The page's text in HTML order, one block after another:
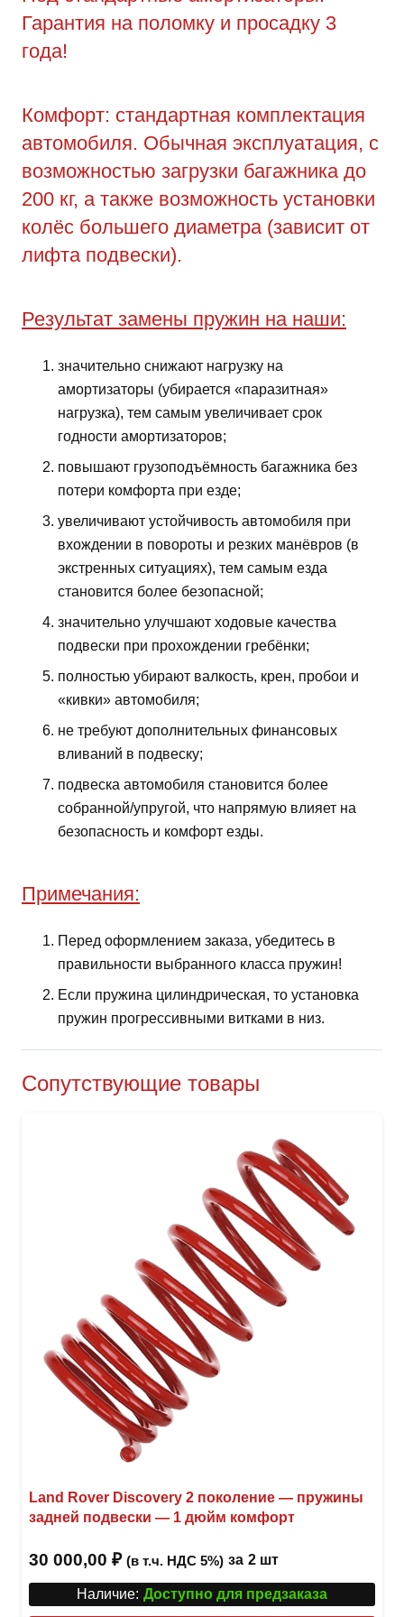
Гарантия на поломку и просадку 3
года!
Комфорт: стандартная комплектация
автомобиля. Обычная эксплуатация, с
возможностью загрузки багажника до
200 кг, а также возможность установки
колёс большего диаметра (зависит от
лифта подвески).
Результат замены пружин на наши:
значительно снижают нагрузку на
амортизаторы (убирается «паразитная»
нагрузка), тем самым увеличивает срок
годности амортизаторов;
повышают грузоподъёмность багажника без
потери комфорта при езде;
увеличивают устойчивость автомобиля при
вхождении в повороты и резких манёвров (в
экстренных ситуациях), тем самым езда
становится более безопасной;
значительно улучшают ходовые качества
подвески при прохождении гребёнки;
полностью убирают валкость, крен, пробои и
«кивки» автомобиля;
не требуют дополнительных финансовых
вливаний в подвеску;
подвеска автомобиля становится более
собранной/упругой, что напрямую влияет на
безопасность и комфорт езды.
Примечания:
Перед оформлением заказа, убедитесь в
правильности выбранного класса пружин!
Если пружина цилиндрическая, то установка
пружин прогрессивными витками в низ.
Сопутствующие товары
Land Rover Discovery 2 поколение — пружины
задней подвески — 1 дюйм комфорт
30 000,00 ₽ (в т.ч. НДС 5%) за 2 шт
Наличие: Доступно для предзаказа